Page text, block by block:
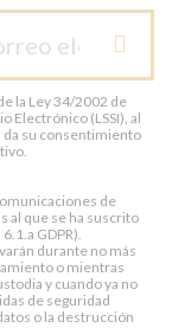
la Ley 34/2002 de
Electrónico (LSSI), al
su consentimiento
de
al que se ha suscrito
GDPR).
durante no más
o mientras
y cuando ya no
de seguridad
o la destrucción